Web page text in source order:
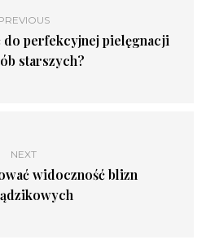
do perfekcyjnej pielęgnacji
starszych?
NEXT
widoczność blizn